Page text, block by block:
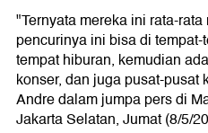
"Ternyata mereka ini rata-
pencurinya ini bisa di
tempat hiburan, kemudian
konser, dan juga pusat-
Andre dalam jumpa pers di
Jakarta Selatan, Jumat (8/5/